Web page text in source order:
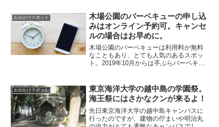
くさんありますよね。うちは家族での車
中泊はサービスエリアです...
お出かけスポット
木場公園のバーベキューの申し込
みはオンライン予約可。キャンセ
ルの場合はお早めに。
木場公園のバーベキューは利用料が無料
なこともあり、とても人気のあるスポッ
ト。2019年10月からは手ぶらバーベキュ
ライン予約がオススメですよ。今回は、
木場公園のバーベキ...
お出かけスポット
東京海洋大学の越中島の学園祭。
海王祭にはさかなクンが来るよ！
先日東京海洋大学の越中島キャンバスに
行ったのですが、建物の佇まいや明治丸